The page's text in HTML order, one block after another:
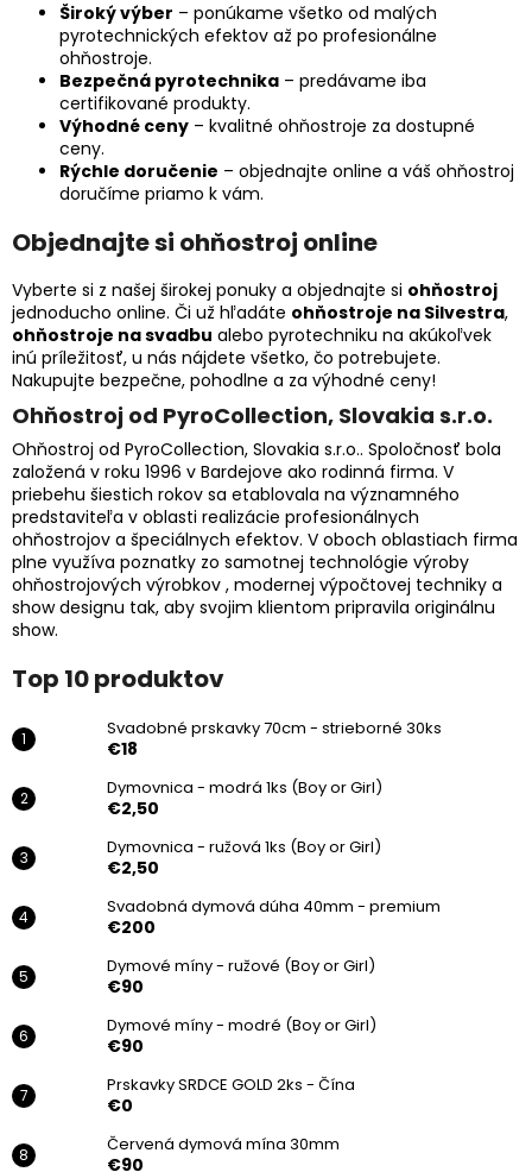
Široký výber – ponúkame všetko od malých
pyrotechnických efektov až po profesionálne
ohňostroje.
Bezpečná pyrotechnika – predávame iba
certifikované produkty.
Výhodné ceny – kvalitné ohňostroje za dostupné
ceny.
Rýchle doručenie – objednajte online a váš ohňostroj
doručíme priamo k vám.
Objednajte si ohňostroj online
Vyberte si z našej širokej ponuky a objednajte si ohňostroj
jednoducho online. Či už hľadáte ohňostroje na Silvestra,
ohňostroje na svadbu alebo pyrotechniku na akúkoľvek
inú príležitosť, u nás nájdete všetko, čo potrebujete.
Nakupujte bezpečne, pohodlne a za výhodné ceny!
Ohňostroj od PyroCollection, Slovakia s.r.o.
Ohňostroj od PyroCollection, Slovakia s.r.o.. Spoločnosť bola
založená v roku 1996 v Bardejove ako rodinná firma. V
priebehu šiestich rokov sa etablovala na významného
predstaviteľa v oblasti realizácie profesionálnych
ohňostrojov a špeciálnych efektov. V oboch oblastiach firma
plne využíva poznatky zo samotnej technológie výroby
ohňostrojových výrobkov , modernej výpočtovej techniky a
show designu tak, aby svojim klientom pripravila originálnu
show.
Top 10 produktov
Svadobné prskavky 70cm - strieborné 30ks
€18
Dymovnica - modrá 1ks (Boy or Girl)
€2,50
Dymovnica - ružová 1ks (Boy or Girl)
€2,50
Svadobná dymová dúha 40mm - premium
€200
Dymové míny - ružové (Boy or Girl)
€90
Dymové míny - modré (Boy or Girl)
€90
Prskavky SRDCE GOLD 2ks - Čína
€0
Červená dymová mína 30mm
€90